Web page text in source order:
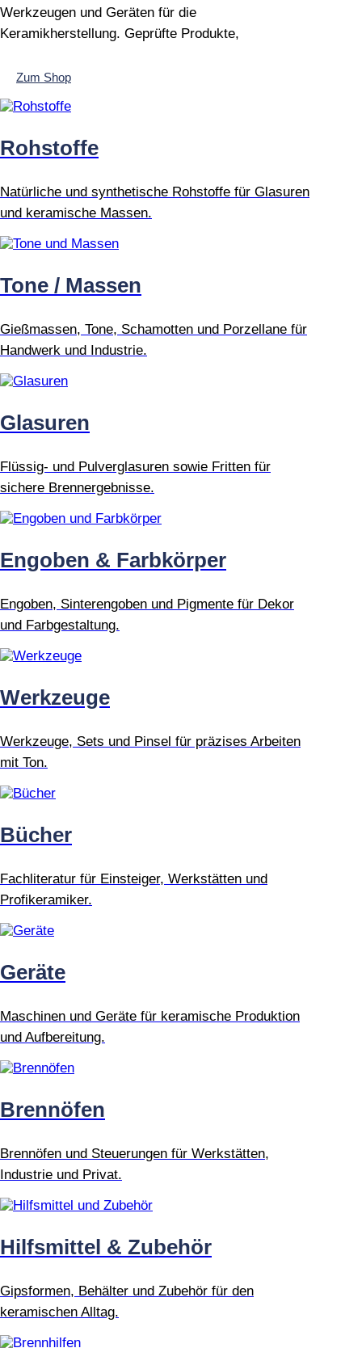
Werkzeugen und Geräten für die
Keramikherstellung. Geprüfte Produkte,
Zum Shop
Rohstoffe
Natürliche und synthetische Rohstoffe für Glasuren
und keramische Massen.
Tone / Massen
Gießmassen, Tone, Schamotten und Porzellane für
Handwerk und Industrie.
Glasuren
Flüssig- und Pulverglasuren sowie Fritten für
sichere Brennergebnisse.
Engoben & Farbkörper
Engoben, Sinterengoben und Pigmente für Dekor
und Farbgestaltung.
Werkzeuge
Werkzeuge, Sets und Pinsel für präzises Arbeiten
mit Ton.
Bücher
Fachliteratur für Einsteiger, Werkstätten und
Profikeramiker.
Geräte
Maschinen und Geräte für keramische Produktion
und Aufbereitung.
Brennöfen
Brennöfen und Steuerungen für Werkstätten,
Industrie und Privat.
Hilfsmittel & Zubehör
Gipsformen, Behälter und Zubehör für den
keramischen Alltag.